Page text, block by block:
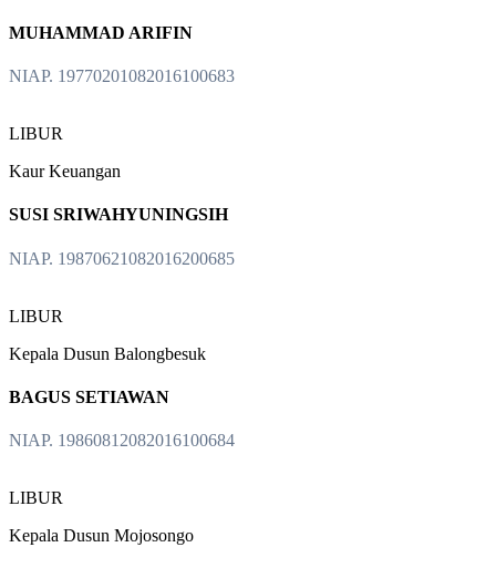
MUHAMMAD ARIFIN
NIAP. 19770201082016100683
LIBUR
Kaur Keuangan
SUSI SRIWAHYUNINGSIH
NIAP. 19870621082016200685
LIBUR
Kepala Dusun Balongbesuk
BAGUS SETIAWAN
NIAP. 19860812082016100684
LIBUR
Kepala Dusun Mojosongo